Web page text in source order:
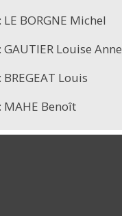
BORGNE Michel
Louise Anne
Louis
MAHE Benoît